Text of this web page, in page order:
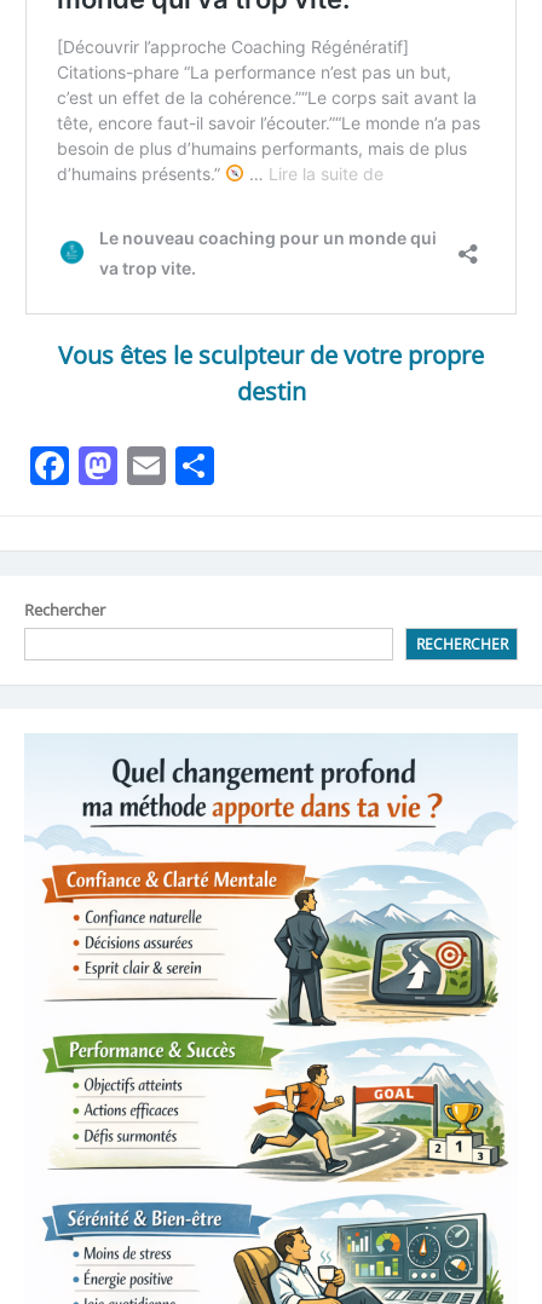
Vous êtes le sculpteur de votre propre
destin
Facebook
Mastodon
Email
Rechercher
RECHERCHER